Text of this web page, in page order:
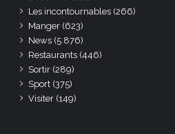
Les incontournables (266)
Manger (623)
News (5 876)
Restaurants (446)
Sortir (289)
Sport (375)
Visiter (149)